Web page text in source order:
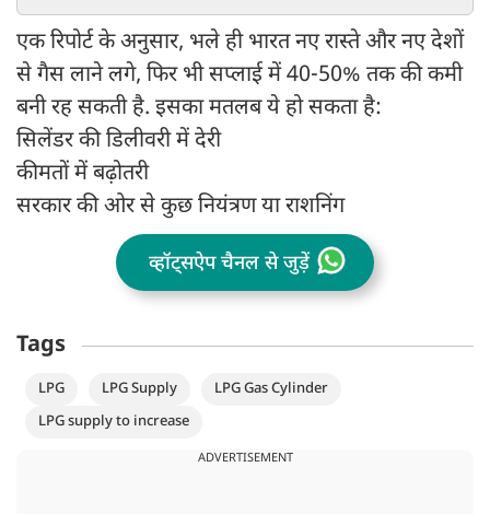
एक रिपोर्ट के अनुसार, भले ही भारत नए रास्ते और नए देशों
से गैस लाने लगे, फिर भी सप्लाई में 40-50% तक की कमी
बनी रह सकती है. इसका मतलब ये हो सकता है:
सिलेंडर की डिलीवरी में देरी
कीमतों में बढ़ोतरी
सरकार की ओर से कुछ नियंत्रण या राशनिंग
व्हॉट्सऐप चैनल से जुड़ें
Tags
LPG LPG Supply
LPG Gas Cylinder
LPG supply to increase
ADVERTISEMENT